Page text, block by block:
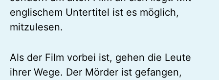
englischem Untertitel ist es möglich,
mitzulesen.
Als der Film vorbei ist, gehen die Leute
ihrer Wege. Der Mörder ist gefangen,